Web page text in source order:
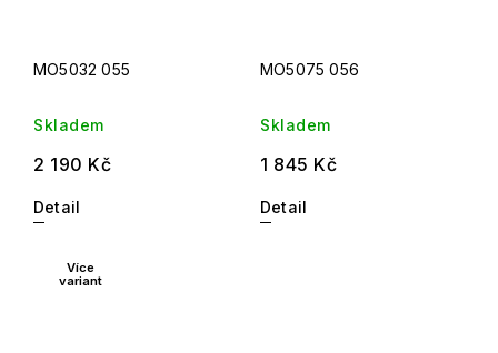
MO5032 055
Skladem
2 190 Kč
Detail
MO5075 056
Skladem
1 845 Kč
Detail
Více
variant